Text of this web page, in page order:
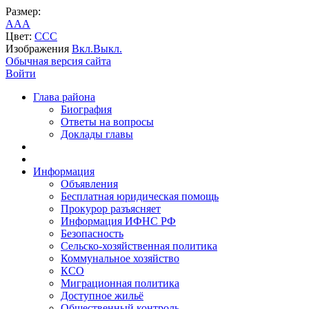
Размер:
AAA
Цвет: CCC
Изображения Вкл.Выкл.
Обычная версия сайта
Войти
Глава района
Биография
Ответы на вопросы
Доклады главы
Информация
Объявления
Бесплатная юридическая помощь
Прокурор разъясняет
Информация ИФНС РФ
Безопасность
Сельско-хозяйственная политика
Коммунальное хозяйство
КСО
Миграционная политика
Доступное жильё